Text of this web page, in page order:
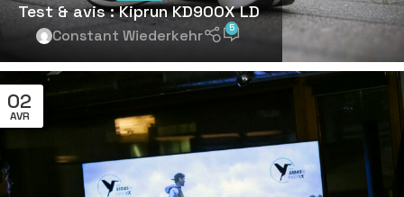
Test & avis : Kiprun KD900X LD
Constant Wiederkehr 5
02
AVR